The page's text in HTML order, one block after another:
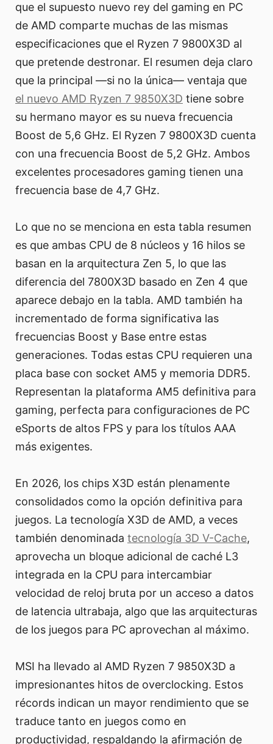
que el supuesto nuevo rey del gaming en PC
de AMD comparte muchas de las mismas
especificaciones que el Ryzen 7 9800X3D al
que pretende destronar. El resumen deja claro
que la principal —si no la única— ventaja que
el nuevo AMD Ryzen 7 9850X3D tiene sobre
su hermano mayor es su nueva frecuencia
Boost de 5,6 GHz. El Ryzen 7 9800X3D cuenta
con una frecuencia Boost de 5,2 GHz. Ambos
excelentes procesadores gaming tienen una
frecuencia base de 4,7 GHz.
Lo que no se menciona en esta tabla resumen
es que ambas CPU de 8 núcleos y 16 hilos se
basan en la arquitectura Zen 5, lo que las
diferencia del 7800X3D basado en Zen 4 que
aparece debajo en la tabla. AMD también ha
incrementado de forma significativa las
frecuencias Boost y Base entre estas
generaciones. Todas estas CPU requieren una
placa base con socket AM5 y memoria DDR5.
Representan la plataforma AM5 definitiva para
gaming, perfecta para configuraciones de PC
eSports de altos FPS y para los títulos AAA
más exigentes.
En 2026, los chips X3D están plenamente
consolidados como la opción definitiva para
juegos. La tecnología X3D de AMD, a veces
también denominada tecnología 3D V-Cache,
aprovecha un bloque adicional de caché L3
integrada en la CPU para intercambiar
velocidad de reloj bruta por un acceso a datos
de latencia ultrabaja, algo que las arquitecturas
de los juegos para PC aprovechan al máximo.
MSI ha llevado al AMD Ryzen 7 9850X3D a
impresionantes hitos de overclocking. Estos
récords indican un mayor rendimiento que se
traduce tanto en juegos como en
productividad, respaldando la afirmación de